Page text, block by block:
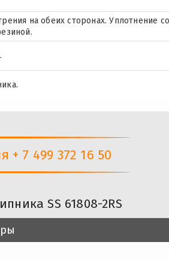
на обеих сторонах. Уплотнение
+ 7 499 372 16 50
SS 61808-2RS